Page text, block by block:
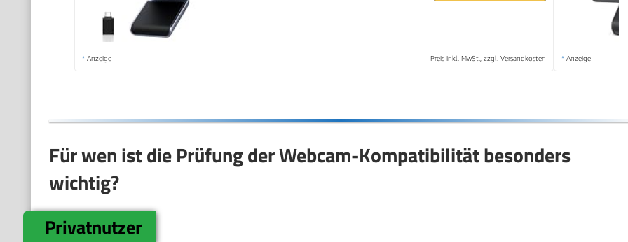
* Anzeige Preis inkl. MwSt., zzgl. Versandkosten * Anzeige
Für wen ist die Prüfung der Webcam-Kompatibilität besonders
wichtig?
Privatnutzer